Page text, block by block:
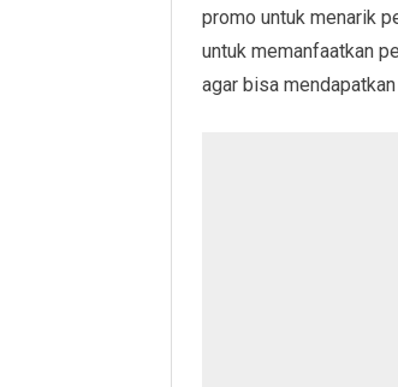
promo untuk menarik
untuk memanfaatkan
agar bisa